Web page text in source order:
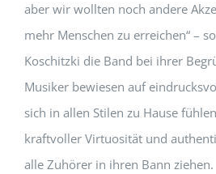
aber wir wollten noch andere
mehr Menschen zu erreichen“ –
Koschitzki die Band bei ihrer
Musiker bewiesen auf
sich in allen Stilen zu Hause
kraftvoller Virtuosität und
alle Zuhörer in ihren Bann ziehen.